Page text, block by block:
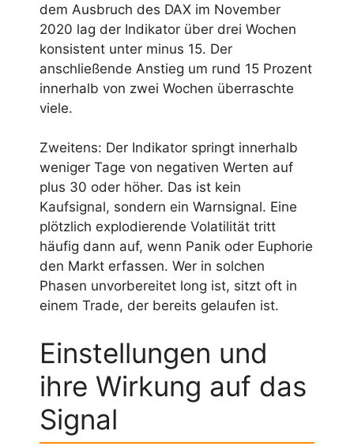
dem Ausbruch des DAX im November
2020 lag der Indikator über drei Wochen
konsistent unter minus 15. Der
anschließende Anstieg um rund 15 Prozent
innerhalb von zwei Wochen überraschte
viele.
Zweitens: Der Indikator springt innerhalb
weniger Tage von negativen Werten auf
plus 30 oder höher. Das ist kein
Kaufsignal, sondern ein Warnsignal. Eine
plötzlich explodierende Volatilität tritt
häufig dann auf, wenn Panik oder Euphorie
den Markt erfassen. Wer in solchen
Phasen unvorbereitet long ist, sitzt oft in
einem Trade, der bereits gelaufen ist.
Einstellungen und
ihre Wirkung auf das
Signal